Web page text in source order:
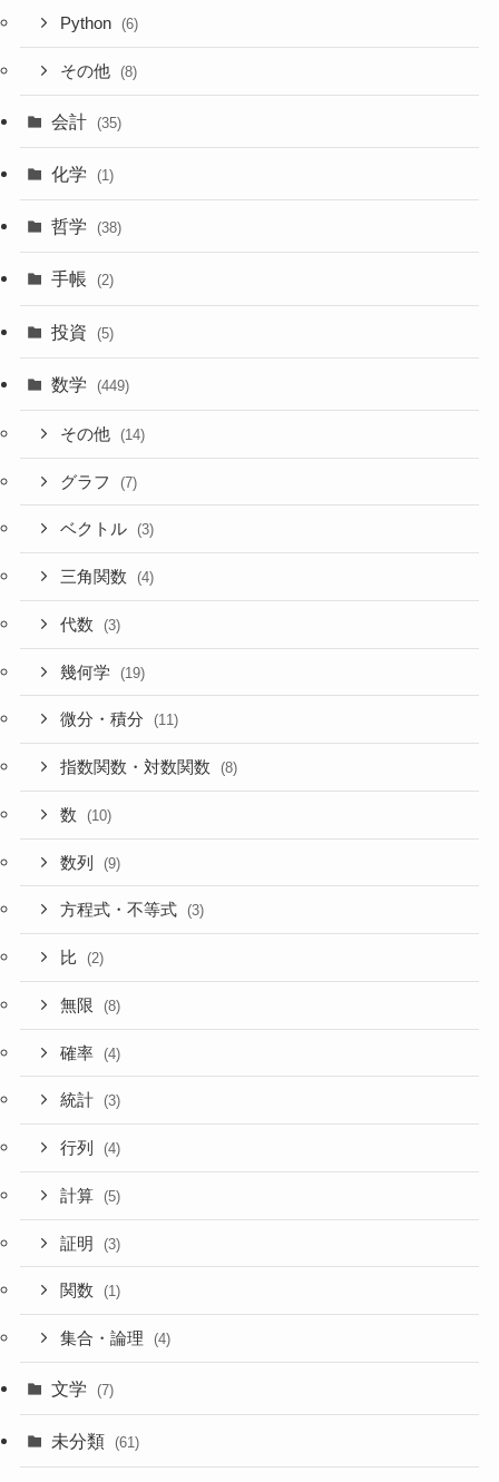
Python (6)
その他 (8)
会計 (35)
化学 (1)
哲学 (38)
手帳 (2)
投資 (5)
数学 (449)
その他 (14)
グラフ (7)
ベクトル (3)
三角関数 (4)
代数 (3)
幾何学 (19)
微分・積分 (11)
指数関数・対数関数 (8)
数 (10)
数列 (9)
方程式・不等式 (3)
比 (2)
無限 (8)
確率 (4)
統計 (3)
行列 (4)
計算 (5)
証明 (3)
関数 (1)
集合・論理 (4)
文学 (7)
未分類 (61)